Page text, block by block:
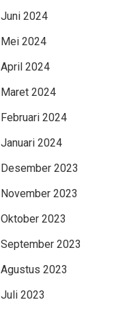
Juni 2024
Mei 2024
April 2024
Maret 2024
Februari 2024
Januari 2024
Desember 2023
November 2023
Oktober 2023
September 2023
Agustus 2023
Juli 2023